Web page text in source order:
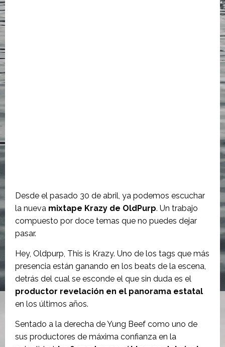
Desde el pasado 30 de abril, ya podemos escuchar
la nueva mixtape Krazy de OldPurp. Un trabajo
compuesto por doce temas que no puedes dejar
pasar.
Hey, Oldpurp, This is Krazy. Uno de los tags que más
presencia están ganando en los beats de la escena,
detrás del cual se esconde el que sin duda es el
productor revelación en el panorama estatal
en los últimos años.
Sentado a la derecha de Yung Beef como uno de
sus productores de máxima confianza en la